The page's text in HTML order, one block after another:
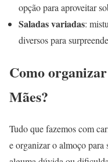
opção para aproveitar
Saladas variadas:
diversos para
Como
Mães?
Tudo que fazemos com
e organizar o almoço para